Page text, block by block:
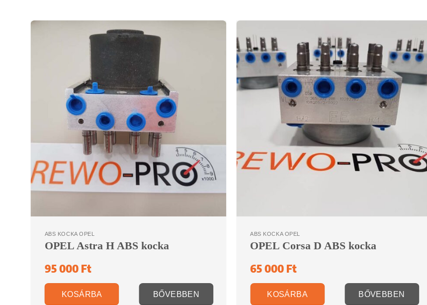
ABS KOCKA OPEL
OPEL Astra H ABS kocka
95 000 Ft
KOSÁRBA BŐVEBBEN
ABS KOCKA OPEL
OPEL Corsa D ABS kocka
65 000 Ft
KOSÁRBA BŐVEBBEN